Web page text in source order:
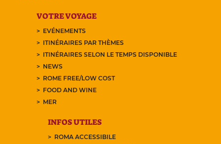
VOTRE VOYAGE
EVÉNEMENTS
ITINÉRAIRES PAR THÈMES
ITINÉRAIRES SELON LE TEMPS DISPONIBLE
NEWS
ROME FREE/LOW COST
FOOD AND WINE
MER
INFOS UTILES
ROMA ACCESSIBILE